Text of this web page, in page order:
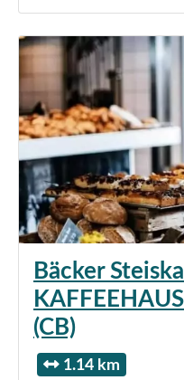
Bäcker
(CB)
1.14 km